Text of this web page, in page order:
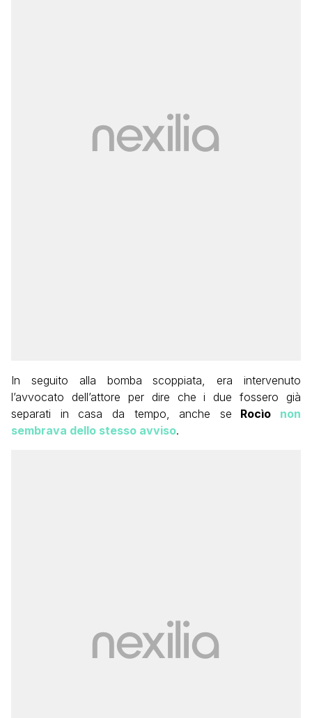
In seguito alla bomba scoppiata, era intervenuto
l’avvocato dell’attore per dire che i due fossero già
separati in casa da tempo, anche se Rocìo non
sembrava dello stesso avviso.